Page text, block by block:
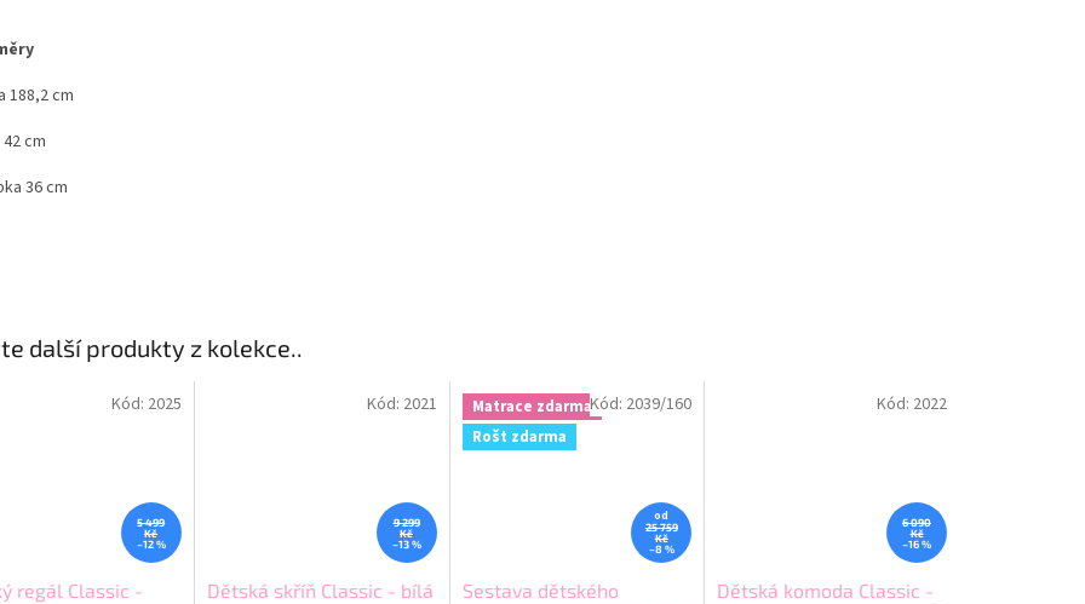
další produkty z kolekce..
5 499
Kč
–12 %
regál Classic -
Kód: 2025
9 299
Kč
–13 %
Dětská skříň Classic - bílá
Kód: 2021
Matrace zdarma
Rošt zdarma
od
25 759
Kč
–8 %
Sestava dětského
Kód: 2039/160
6 090
Kč
–16 %
Dětská komoda Classic -
Kód: 2022
188,2 cm
cm
36 cm